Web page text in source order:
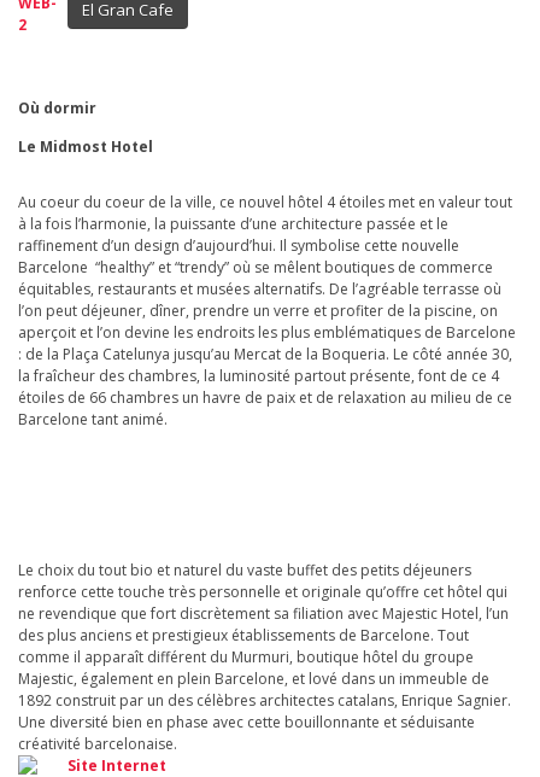
El Gran Cafe
Où dormir
Le Midmost Hotel
Au coeur du coeur de la ville, ce nouvel hôtel 4 étoiles met en valeur tout
à la fois l’harmonie, la puissante d’une architecture passée et le
raffinement d’un design d’aujourd’hui. Il symbolise cette nouvelle
Barcelone “healthy” et “trendy” où se mêlent boutiques de commerce
équitables, restaurants et musées alternatifs. De l’agréable terrasse où
l’on peut déjeuner, dîner, prendre un verre et profiter de la piscine, on
aperçoit et l’on devine les endroits les plus emblématiques de Barcelone
: de la Plaça Catelunya jusqu’au Mercat de la Boqueria. Le côté année 30,
la fraîcheur des chambres, la luminosité partout présente, font de ce 4
étoiles de 66 chambres un havre de paix et de relaxation au milieu de ce
Barcelone tant animé.
Le choix du tout bio et naturel du vaste buffet des petits déjeuners
renforce cette touche très personnelle et originale qu’offre cet hôtel qui
ne revendique que fort discrètement sa filiation avec Majestic Hotel, l’un
des plus anciens et prestigieux établissements de Barcelone. Tout
comme il apparaît différent du Murmuri, boutique hôtel du groupe
Majestic, également en plein Barcelone, et lové dans un immeuble de
1892 construit par un des célèbres architectes catalans, Enrique Sagnier.
Une diversité bien en phase avec cette bouillonnante et séduisante
créativité barcelonaise.
Site Internet